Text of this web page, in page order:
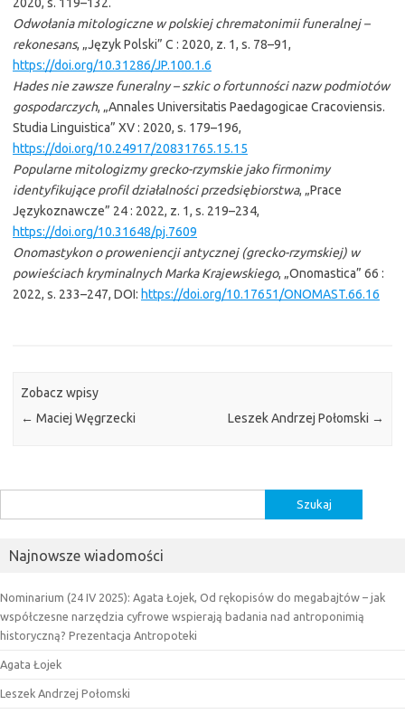
Odwołania mitologiczne w polskiej chrematonimii funeralnej –
rekonesans, „Język Polski” C : 2020, z. 1, s. 78–91,
https://doi.org/10.31286/JP.100.1.6
Hades nie zawsze funeralny – szkic o fortunności nazw podmiotów
gospodarczych, „Annales Universitatis Paedagogicae Cracoviensis.
Studia Linguistica” XV : 2020, s. 179–196,
https://doi.org/10.24917/20831765.15.15
Popularne mitologizmy grecko-rzymskie jako firmonimy
identyfikujące profil działalności przedsiębiorstwa, „Prace
Językoznawcze” 24 : 2022, z. 1, s. 219–234,
https://doi.org/10.31648/pj.7609
Onomastykon o proweniencji antycznej (grecko-rzymskiej) w
powieściach kryminalnych Marka Krajewskiego, „Onomastica” 66 :
2022, s. 233–247, DOI: https://doi.org/10.17651/ONOMAST.66.16
Zobacz wpisy
← Maciej Węgrzecki Leszek Andrzej Połomski →
Najnowsze wiadomości
Nominarium (24 IV 2025): Agata Łojek, Od rękopisów do megabajtów – jak
współczesne narzędzia cyfrowe wspierają badania nad antroponimią
historyczną? Prezentacja Antropoteki
Agata Łojek
Leszek Andrzej Połomski